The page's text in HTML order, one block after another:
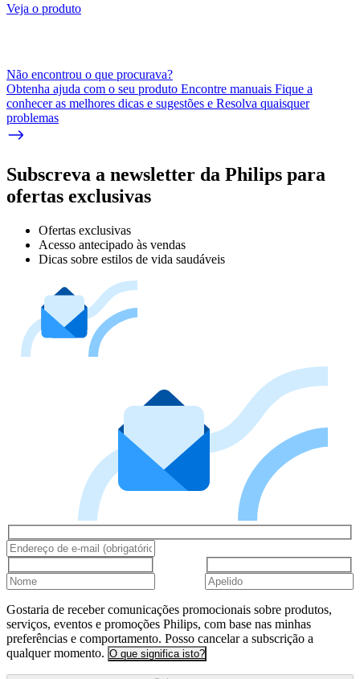
Veja o produto
Não encontrou o que procurava?
Obtenha ajuda com o seu produto Encontre manuais Fique a
conhecer as melhores dicas e sugestões e Resolva quaisquer
problemas
Subscreva a newsletter da Philips para
ofertas exclusivas
Ofertas exclusivas
Acesso antecipado às vendas
Dicas sobre estilos de vida saudáveis
Gostaria de receber comunicações promocionais sobre produtos,
serviços, eventos e promoções Philips, com base nas minhas
preferências e comportamento. Posso cancelar a subscrição a
qualquer momento. O que significa isto?